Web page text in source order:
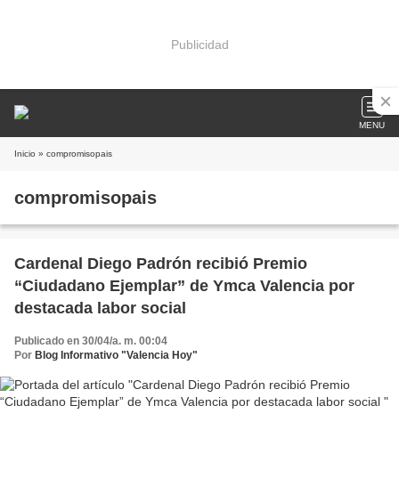
Publicidad
MENU
Inicio » compromisopais
compromisopais
Cardenal Diego Padrón recibió Premio
“Ciudadano Ejemplar” de Ymca Valencia por
destacada labor social
Publicado en 30/04/a. m. 00:04
Por Blog Informativo "Valencia Hoy"